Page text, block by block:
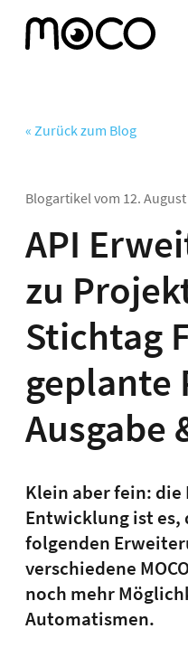
« Zurück zum Blog
Blogartikel vom 12.
API
zu
Stichtag
geplante
Ausgabe
Klein aber fein: die
Entwicklung ist es,
folgenden
verschiedene
noch mehr
Automatismen.